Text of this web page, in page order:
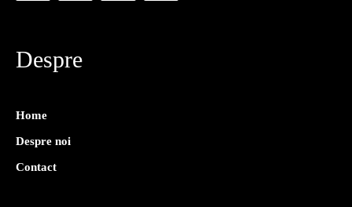
Despre
Home
Despre noi
Contact